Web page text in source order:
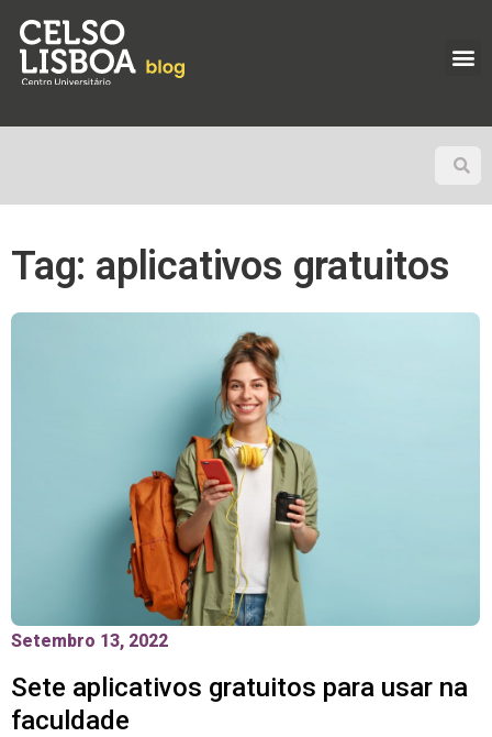
Tag: aplicativos gratuitos
Setembro 13, 2022
Sete aplicativos gratuitos para usar na
faculdade